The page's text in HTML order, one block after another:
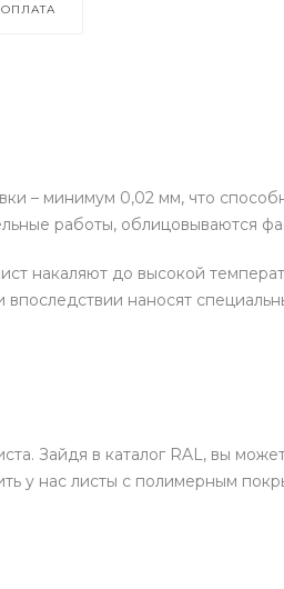
ОПЛАТА
– минимум 0,02 мм, что
работы, облицовываются
накаляют до высокой
наносят
Зайдя в каталог RAL, вы
у нас листы с полимерным